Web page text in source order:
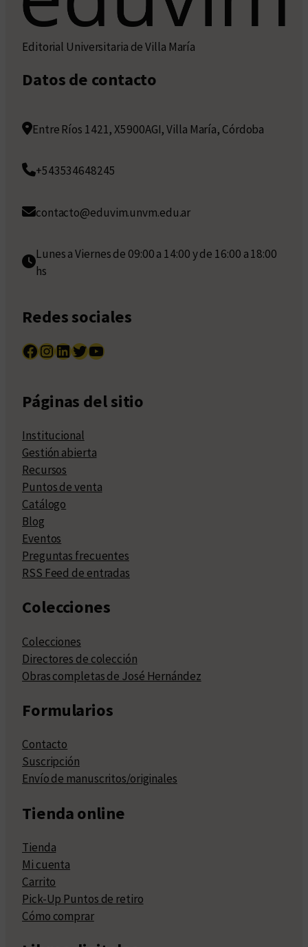
Editorial Universitaria de Villa María
Datos de contacto
Entre Ríos 1421, X5900AGI, Villa María, Córdoba
+543534648245
contacto@eduvim.unvm.edu.ar
Lunes a Viernes de 09:00 a 14:00 y de 16:00 a 18:00
hs
Redes sociales
Facebook InstagramLinkedIn Twitter YouTube
Páginas del sitio
Institucional
Gestión abierta
Recursos
Puntos de venta
Catálogo
Blog
Eventos
Preguntas frecuentes
RSS Feed de entradas
Colecciones
Colecciones
Directores de colección
Obras completas de José Hernández
Formularios
Contacto
Suscripción
Envío de manuscritos/originales
Tienda online
Tienda
Mi cuenta
Carrito
Pick-Up Puntos de retiro
Cómo comprar